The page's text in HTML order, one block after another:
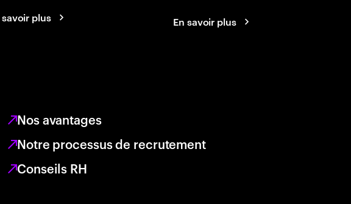
savoir plus En savoir plus
Nos avantages
Notre processus de recrutement
Conseils RH